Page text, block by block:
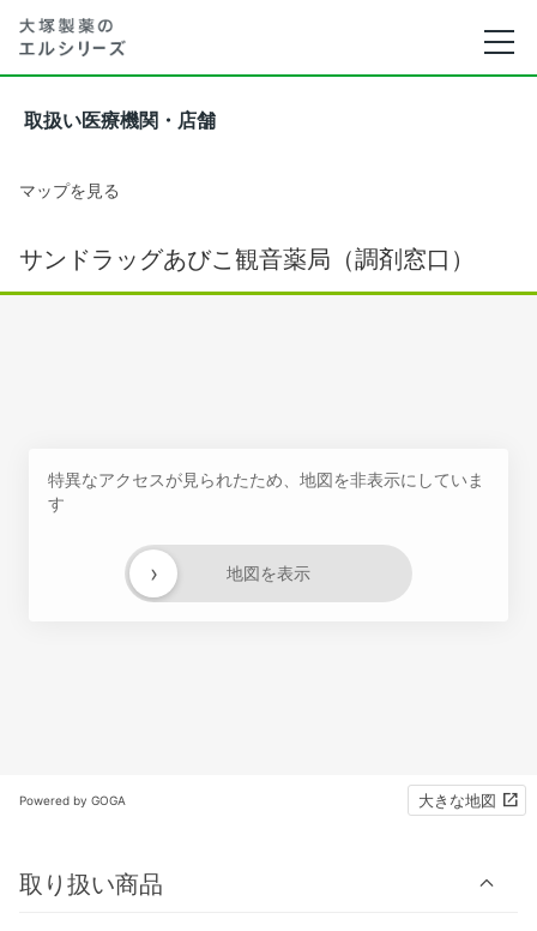
取扱い医療機関・店舗
マップを見る
サンドラッグあびこ観音薬局（調剤窓口）
特異なアクセスが見られたため、地図を非表示にしていま
す
地図を表示
›
Powered by GOGA 大きな地図
取り扱い商品